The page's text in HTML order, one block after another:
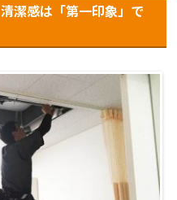
潔感は「第一印象」で